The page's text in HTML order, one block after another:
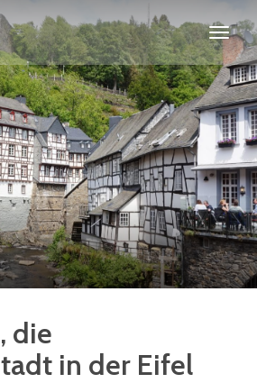
die
in der Eifel